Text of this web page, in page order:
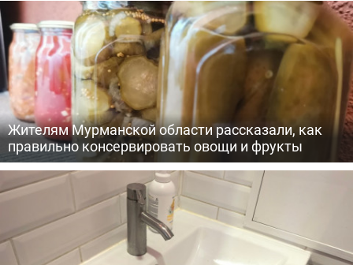
Жителям Мурманской области рассказали, как
правильно консервировать овощи и фрукты